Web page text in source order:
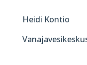
Heidi Kontio